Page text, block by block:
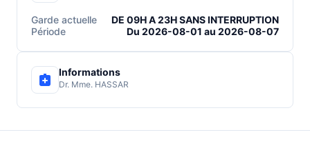
Garde actuelle
DE 09H A 23H SANS INTERRUPTION
Période
Du 2026-08-01 au 2026-08-07
Informations
Dr. Mme. HASSAR